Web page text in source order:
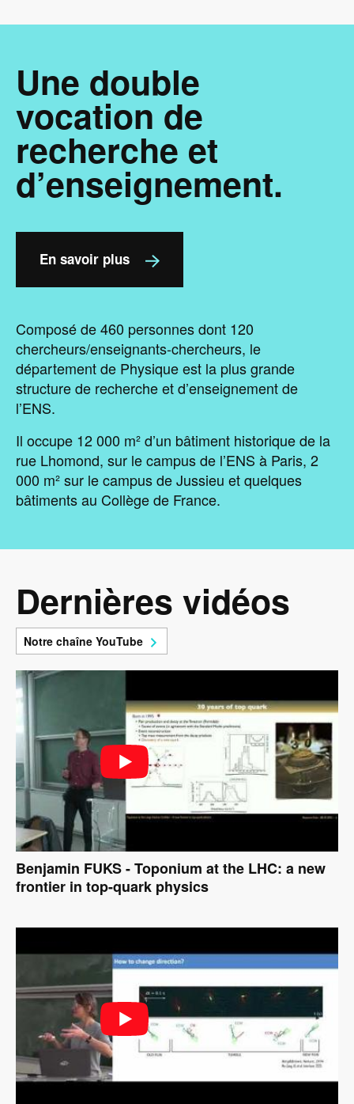
Une double
vocation de
recherche et
d’enseignement.
En savoir plus
Composé de 460 personnes dont 120
chercheurs/enseignants-chercheurs, le
département de Physique est la plus grande
structure de recherche et d’enseignement de
l’ENS.
Il occupe 12 000 m² d’un bâtiment historique de la
rue Lhomond, sur le campus de l’ENS à Paris, 2
000 m² sur le campus de Jussieu et quelques
bâtiments au Collège de France.
Dernières vidéos
Notre chaîne YouTube
Benjamin FUKS - Toponium at the LHC: a new
frontier in top-quark physics